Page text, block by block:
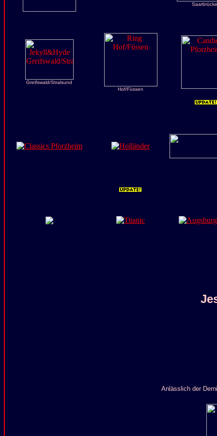
Greifswald/Stralsund
Hof/Füssen
Anlässlich der